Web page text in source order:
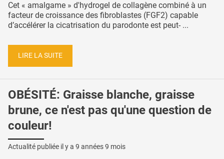
Cet « amalgame » d'hydrogel de collagène combiné à un
facteur de croissance des fibroblastes (FGF2) capable
d’accélérer la cicatrisation du parodonte est peut- ...
LIRE LA SUITE
OBÉSITÉ: Graisse blanche, graisse
brune, ce n'est pas qu'une question de
couleur!
Actualité publiée il y a 9 années 9 mois